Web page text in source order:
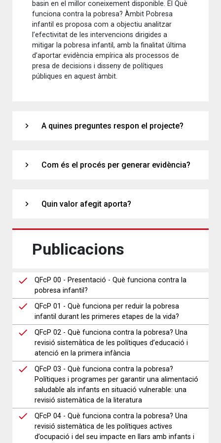
basin en el millor coneixement disponible. El Què
funciona contra la pobresa? Àmbit Pobresa
infantil es proposa com a objectiu analitzar
l’efectivitat de les intervencions dirigides a
mitigar la pobresa infantil, amb la finalitat última
d’aportar evidència empírica als processos de
presa de decisions i disseny de polítiques
públiques en aquest àmbit.
expand_more A quines preguntes respon el projecte?
expand_more Com és el procés per generar evidència?
expand_more Quin valor afegit aporta?
Publicacions
QFcP 00 - Presentació - Què funciona contra la
pobresa infantil?
QFcP 01 - Què funciona per reduir la pobresa
infantil durant les primeres etapes de la vida?
QFcP 02 - Què funciona contra la pobresa? Una
revisió sistemàtica de les polítiques d’educació i
atenció en la primera infància
QFcP 03 - Què funciona contra la pobresa?
Polítiques i programes per garantir una alimentació
saludable als infants en situació vulnerable: una
revisió sistemàtica de la literatura
QFcP 04 - Què funciona contra la pobresa? Una
revisió sistemàtica de les polítiques actives
d’ocupació i del seu impacte en llars amb infants i